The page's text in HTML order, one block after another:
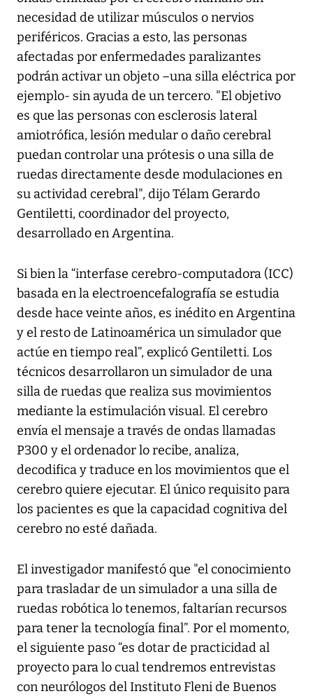
necesidad de utilizar músculos o nervios
periféricos. Gracias a esto, las personas
afectadas por enfermedades paralizantes
podrán activar un objeto –una silla eléctrica por
ejemplo- sin ayuda de un tercero. "El objetivo
es que las personas con esclerosis lateral
amiotrófica, lesión medular o daño cerebral
puedan controlar una prótesis o una silla de
ruedas directamente desde modulaciones en
su actividad cerebral", dijo Télam Gerardo
Gentiletti, coordinador del proyecto,
desarrollado en Argentina.
Si bien la “interfase cerebro-computadora (ICC)
basada en la electroencefalografía se estudia
desde hace veinte años, es inédito en Argentina
y el resto de Latinoamérica un simulador que
actúe en tiempo real”, explicó Gentiletti. Los
técnicos desarrollaron un simulador de una
silla de ruedas que realiza sus movimientos
mediante la estimulación visual. El cerebro
envía el mensaje a través de ondas llamadas
P300 y el ordenador lo recibe, analiza,
decodifica y traduce en los movimientos que el
cerebro quiere ejecutar. El único requisito para
los pacientes es que la capacidad cognitiva del
cerebro no esté dañada.
El investigador manifestó que "el conocimiento
para trasladar de un simulador a una silla de
ruedas robótica lo tenemos, faltarían recursos
para tener la tecnología final”. Por el momento,
el siguiente paso “es dotar de practicidad al
proyecto para lo cual tendremos entrevistas
con neurólogos del Instituto Fleni de Buenos